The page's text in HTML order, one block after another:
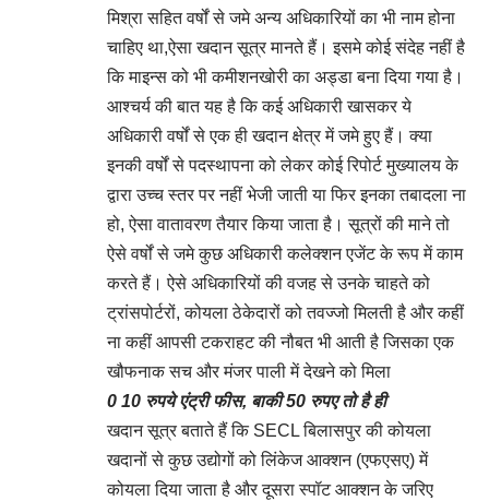
मिश्रा सहित वर्षों से जमे अन्य अधिकारियों का भी नाम होना
चाहिए था,ऐसा खदान सूत्र मानते हैं। इसमे कोई संदेह नहीं है
कि माइन्स को भी कमीशनखोरी का अड्डा बना दिया गया है।
आश्चर्य की बात यह है कि कई अधिकारी खासकर ये
अधिकारी वर्षों से एक ही खदान क्षेत्र में जमे हुए हैं। क्या
इनकी वर्षों से पदस्थापना को लेकर कोई रिपोर्ट मुख्यालय के
द्वारा उच्च स्तर पर नहीं भेजी जाती या फिर इनका तबादला ना
हो, ऐसा वातावरण तैयार किया जाता है। सूत्रों की माने तो
ऐसे वर्षों से जमे कुछ अधिकारी कलेक्शन एजेंट के रूप में काम
करते हैं। ऐसे अधिकारियों की वजह से उनके चाहते को
ट्रांसपोर्टरों, कोयला ठेकेदारों को तवज्जो मिलती है और कहीं
ना कहीं आपसी टकराहट की नौबत भी आती है जिसका एक
खौफनाक सच और मंजर पाली में देखने को मिला
0 10 रुपये एंट्री फीस, बाकी 50 रुपए तो है ही
खदान सूत्र बताते हैं कि SECL बिलासपुर की कोयला
खदानों से कुछ उद्योगों को लिंकेज आक्शन (एफएसए) में
कोयला दिया जाता है और दूसरा स्पॉट आक्शन के जरिए